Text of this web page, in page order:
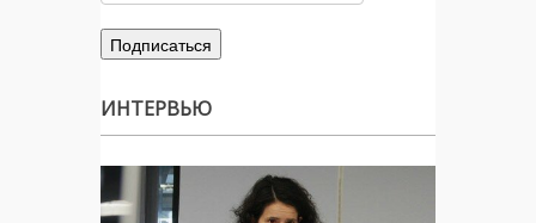
ИНТЕРВЬЮ